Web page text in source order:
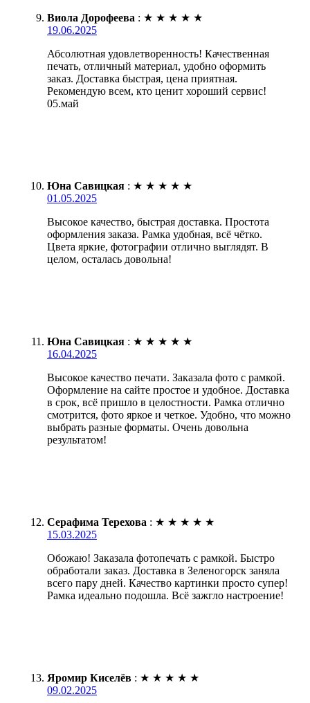
Виола Дорофеева : ★ ★ ★ ★ ★
19.06.2025
Абсолютная удовлетворенность! Качественная
печать, отличный материал, удобно оформить
заказ. Доставка быстрая, цена приятная.
Рекомендую всем, кто ценит хороший сервис!
05.май
Юна Савицкая : ★ ★ ★ ★ ★
01.05.2025
Высокое качество, быстрая доставка. Простота
оформления заказа. Рамка удобная, всё чётко.
Цвета яркие, фотографии отлично выглядят. В
целом, осталась довольна!
Юна Савицкая : ★ ★ ★ ★ ★
16.04.2025
Высокое качество печати. Заказала фото с рамкой.
Оформление на сайте простое и удобное. Доставка
в срок, всё пришло в целостности. Рамка отлично
смотрится, фото яркое и четкое. Удобно, что можно
выбрать разные форматы. Очень довольна
результатом!
Серафима Терехова : ★ ★ ★ ★ ★
15.03.2025
Обожаю! Заказала фотопечать с рамкой. Быстро
обработали заказ. Доставка в Зеленогорск заняла
всего пару дней. Качество картинки просто супер!
Рамка идеально подошла. Всё зажгло настроение!
Яромир Киселёв : ★ ★ ★ ★ ★
09.02.2025